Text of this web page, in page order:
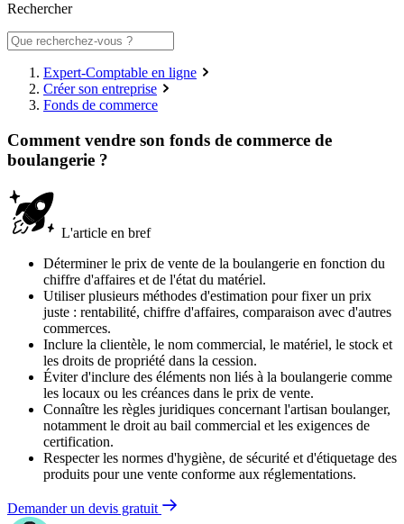
Rechercher
Expert-Comptable en ligne
Créer son entreprise
Fonds de commerce
Comment vendre son fonds de commerce de
boulangerie ?
L'article en bref
Déterminer le prix de vente de la boulangerie en fonction du
chiffre d'affaires et de l'état du matériel.
Utiliser plusieurs méthodes d'estimation pour fixer un prix
juste : rentabilité, chiffre d'affaires, comparaison avec d'autres
commerces.
Inclure la clientèle, le nom commercial, le matériel, le stock et
les droits de propriété dans la cession.
Éviter d'inclure des éléments non liés à la boulangerie comme
les locaux ou les créances dans le prix de vente.
Connaître les règles juridiques concernant l'artisan boulanger,
notamment le droit au bail commercial et les exigences de
certification.
Respecter les normes d'hygiène, de sécurité et d'étiquetage des
produits pour une vente conforme aux réglementations.
Demander un devis gratuit